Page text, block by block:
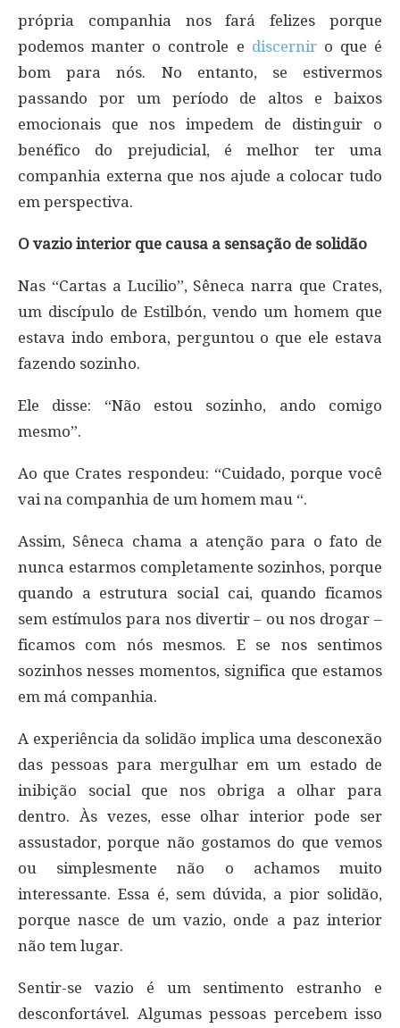
própria companhia nos fará felizes porque
podemos manter o controle e discerniro que é
bom para nós. No entanto, se estivermos
passando por um período de altos e baixos
emocionais que nos impedem de distinguir o
benéfico do prejudicial, é melhor ter uma
companhia externa que nos ajude a colocar tudo
em perspectiva.
O vazio interior que causa a sensação de solidão
Nas “Cartas a Lucilio”, Sêneca narra que Crates,
um discípulo de Estilbón, vendo um homem que
estava indo embora, perguntou o que ele estava
fazendo sozinho.
Ele disse: “Não estou sozinho, ando comigo
mesmo”.
Ao que Crates respondeu: “Cuidado, porque você
vai na companhia de um homem mau “.
Assim, Sêneca chama a atenção para o fato de
nunca estarmos completamente sozinhos, porque
quando a estrutura social cai, quando ficamos
sem estímulos para nos divertir – ou nos drogar –
ficamos com nós mesmos. E se nos sentimos
sozinhos nesses momentos, significa que estamos
em má companhia.
A experiência da solidão implica uma desconexão
das pessoas para mergulhar em um estado de
inibição social que nos obriga a olhar para
dentro. Às vezes, esse olhar interior pode ser
assustador, porque não gostamos do que vemos
ou simplesmente não o achamos muito
interessante. Essa é, sem dúvida, a pior solidão,
porque nasce de um vazio, onde a paz interior
não tem lugar.
Sentir-se vazio é um sentimento estranho e
desconfortável. Algumas pessoas percebem isso